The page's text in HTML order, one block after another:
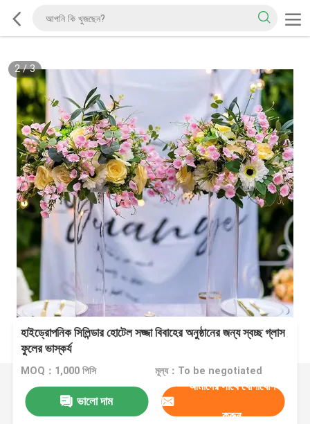
2/3
হাইড্রোপনিক সিলিন্ডার হোটেল সজ্জা বিবাহের অনুষ্ঠানের জন্য স্বচ্ছ গ্লাস
ফুলের ভাস্কর্য
MOQ：1,000 পিসি মূল্য：To be negotiated
ভালো দাম
আমাদের সাথে যোগাযোগ
করুন